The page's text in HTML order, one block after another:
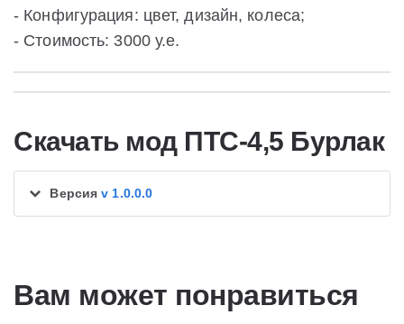
- Конфигурация: цвет, дизайн, колеса;
- Стоимость: 3000 у.е.
Скачать мод ПТС-4,5 Бурлак
Версияv 1.0.0.0
Вам может понравиться